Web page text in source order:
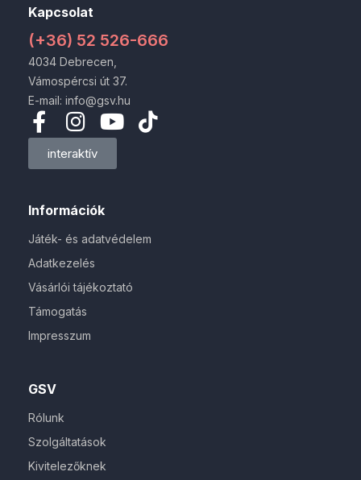
GSV
Rólunk
Szolgáltatások
Kivitelezőknek
Információk
Játék- és adatvédelem
Adatkezelés
Vásárlói tájékoztató
Támogatás
Impresszum
Kapcsolat
(+36) 52 526-666
4034 Debrecen,
Vámospércsi út 37.
E-mail: info@gsv.hu
interaktív